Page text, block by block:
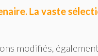
La vaste
modifiés,